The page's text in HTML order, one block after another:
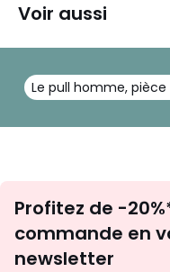
Voir aussi
Le pull homme,
Profitez de -
commande en
newsletter